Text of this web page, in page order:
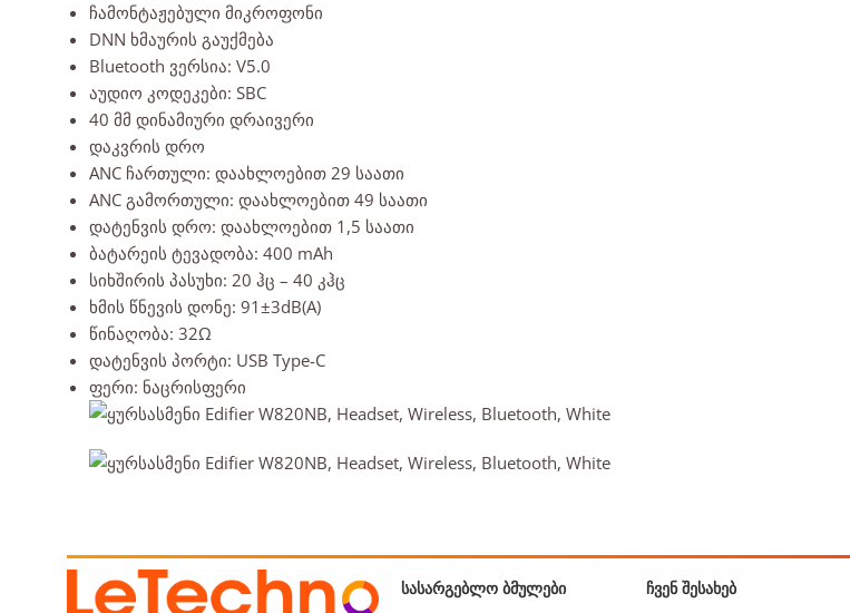
ჩამონტაჟებული მიკროფონი
DNN ხმაურის გაუქმება
Bluetooth ვერსია: V5.0
აუდიო კოდეკები: SBC
40 მმ დინამიური დრაივერი
დაკვრის დრო
ANC ჩართული: დაახლოებით 29 საათი
ANC გამორთული: დაახლოებით 49 საათი
დატენვის დრო: დაახლოებით 1,5 საათი
ბატარეის ტევადობა: 400 mAh
სიხშირის პასუხი: 20 ჰც – 40 კჰც
ხმის წნევის დონე: 91±3dB(A)
წინაღობა: 32Ω
დატენვის პორტი: USB Type-C
ფერი: ნაცრისფერი
ᲡᲐᲡᲐᲠᲒᲔᲑᲚᲝ ᲑᲛᲣᲚᲔᲑᲘ
ᲩᲕᲔᲜ ᲨᲔᲡᲐᲮᲔᲑ